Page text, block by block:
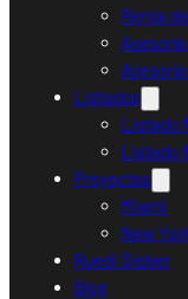
Renta
Listados
Listado
Listado
Proyectos
Miami
New
Ruedi Sieber
Blog